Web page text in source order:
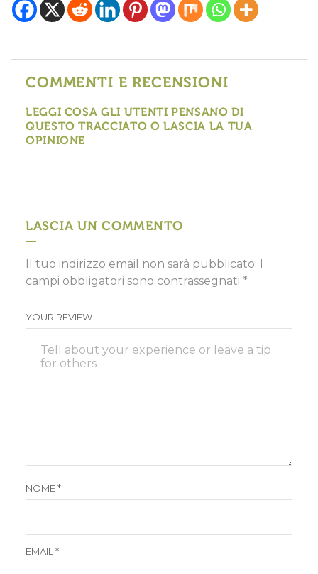
COMMENTI E RECENSIONI
LEGGI COSA GLI UTENTI PENSANO DI
QUESTO TRACCIATO O LASCIA LA TUA
OPINIONE
LASCIA UN COMMENTO
Il tuo indirizzo email non sarà pubblicato. I
campi obbligatori sono contrassegnati *
YOUR REVIEW
NOME*
EMAIL *